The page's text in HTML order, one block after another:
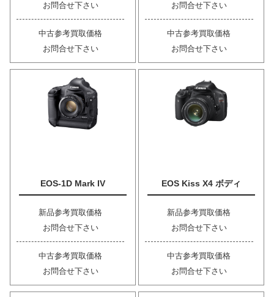
お問合せ下さい
中古参考買取価格
お問合せ下さい
お問合せ下さい
中古参考買取価格
お問合せ下さい
EOS-1D Mark IV
新品参考買取価格
お問合せ下さい
中古参考買取価格
お問合せ下さい
EOS Kiss X4 ボディ
新品参考買取価格
お問合せ下さい
中古参考買取価格
お問合せ下さい